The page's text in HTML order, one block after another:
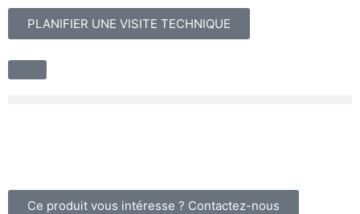
PLANIFIER UNE VISITE TECHNIQUE
Ce produit vous intéresse ? Contactez-nous